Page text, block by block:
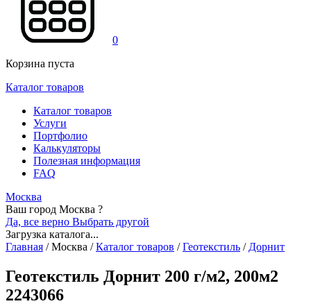
0
Корзина пуста
Каталог товаров
Каталог товаров
Услуги
Портфолио
Калькуляторы
Полезная информация
FAQ
Москва
Ваш город Москва ?
Да, все верно Выбрать другой
Загрузка каталога...
Главная /Москва / Каталог товаров / Геотекстиль / Дорнит
Геотекстиль Дорнит 200 г/м2, 200м2
2243066